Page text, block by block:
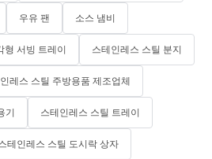
우유 팬 소스 냄비
형 서빙 트레이 스테인레스 스틸 분지
레스 스틸 주방용품 제조업체
기 스테인레스 스틸 트레이
테인레스 스틸 도시락 상자